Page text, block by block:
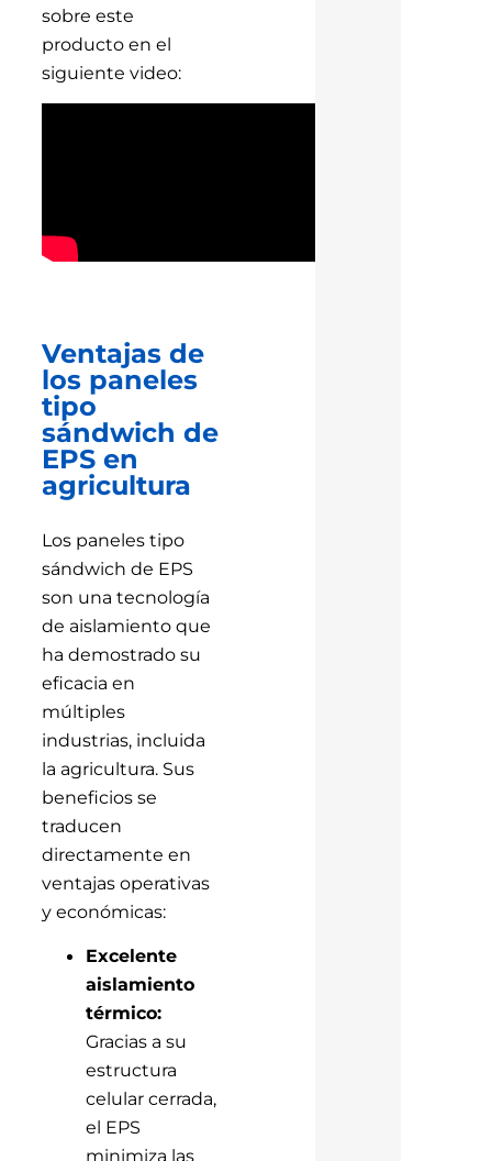
sobre este
producto en el
siguiente video:
Ventajas de
los paneles
tipo
sándwich de
EPS en
agricultura
Los paneles tipo
sándwich de EPS
son una tecnología
de aislamiento que
ha demostrado su
eficacia en
múltiples
industrias, incluida
la agricultura. Sus
beneficios se
traducen
directamente en
ventajas operativas
y económicas:
Excelente
aislamiento
térmico:
Gracias a su
estructura
celular cerrada,
el EPS
minimiza las